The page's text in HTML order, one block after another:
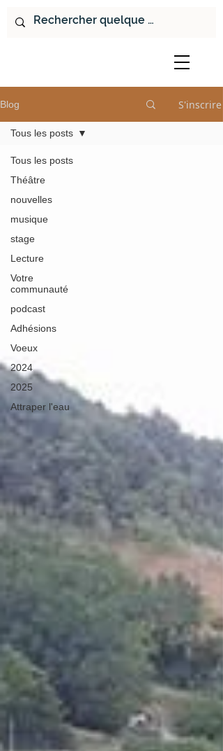
Blog S'inscrire
Tous les posts
Théâtre
nouvelles
musique
stage
Lecture
Votre
communauté
podcast
Adhésions
Voeux
2024
2025
Attraper l'eau
Tous les posts